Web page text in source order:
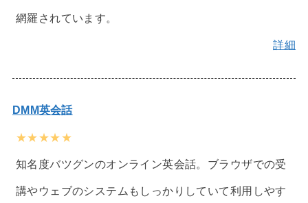
網羅されています。
詳細
DMM英会話
★★★★★
知名度バツグンのオンライン英会話。ブラウザでの受
講やウェブのシステムもしっかりしていて利用しやす